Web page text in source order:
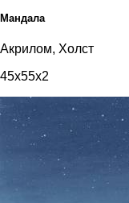
Мандала
Акрилом, Холст
45x55x2